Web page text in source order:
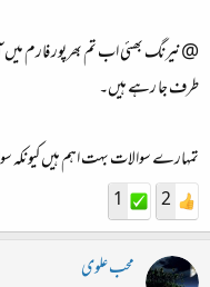
@نیرنگ بھئی اب تم بھرپور فارم
طرف جا رہے ہیں۔
تمہارے سوالات بہت اہم ہیں کیونکہ
2
1
محب علوی